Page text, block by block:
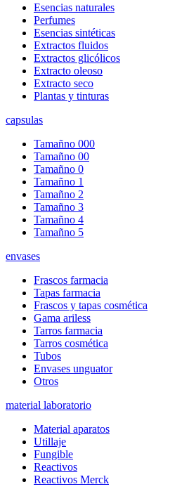
Esencias naturales
Perfumes
Esencias sintéticas
Extractos fluidos
Extractos glicólicos
Extracto oleoso
Extracto seco
Plantas y tinturas
capsulas
Tamañno 000
Tamañno 00
Tamañno 0
Tamañno 1
Tamañno 2
Tamañno 3
Tamañno 4
Tamañno 5
envases
Frascos farmacia
Tapas farmacia
Frascos y tapas cosmética
Gama ariless
Tarros farmacia
Tarros cosmética
Tubos
Envases unguator
Otros
material laboratorio
Material aparatos
Utillaje
Fungible
Reactivos
Reactivos Merck